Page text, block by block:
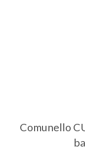
Comunello